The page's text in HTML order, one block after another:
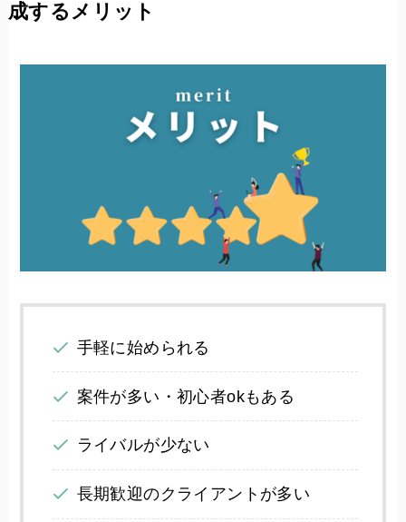
成するメリット
手軽に始められる
案件が多い・初心者okもある
ライバルが少ない
長期歓迎のクライアントが多い